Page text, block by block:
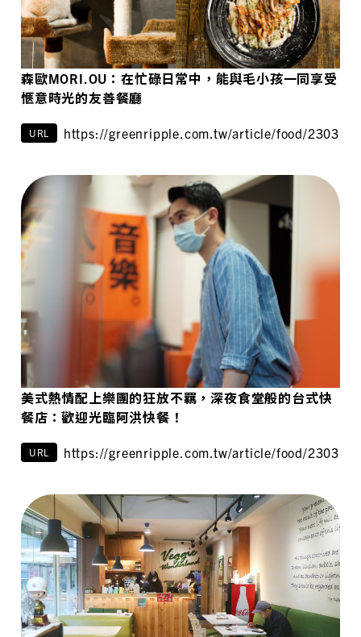
森歐MORI.OU：在忙碌日常中，能與毛小孩一同享受
愜意時光的友善餐廳
URL https://greenripple.com.tw/article/food/230319/
美式熱情配上樂團的狂放不羈，深夜食堂般的台式快
餐店：歡迎光臨阿洪快餐！
URL https://greenripple.com.tw/article/food/230312/